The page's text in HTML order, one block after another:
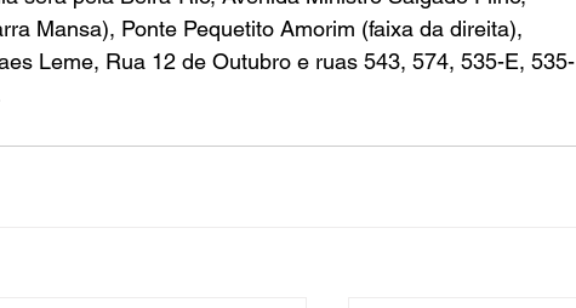
Mansa), Ponte Pequetito Amorim (faixa da direita),
Leme, Rua 12 de Outubro e ruas 543, 574, 535-E, 535-